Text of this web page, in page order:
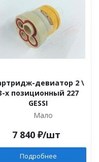
девиатор 2 \
х позиционный 227
GESSI
Мало
7 840 ₽/шт
Подробнее